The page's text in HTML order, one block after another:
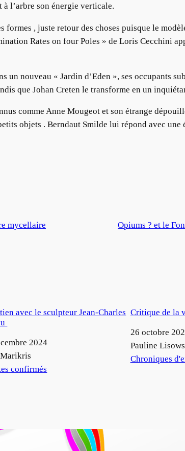
l’arbre son énergie verticale.
formes , juste retour des choses puisque le
Rates on four Poles » de Loris Cecchini
un nouveau « Jardin d’Eden », ses occupants
que Johan Creten le transforme en un
comme Anne Mougeot et son étrange
objets . Berndaut Smilde lui répond avec une
mycellaire Opiums ? et le
avec le sculpteur Jean-Charles
2024
à
confirmés
Critique de la
Date
26 octobre
Auteur
Pauline
Par rapport à
Chroniques